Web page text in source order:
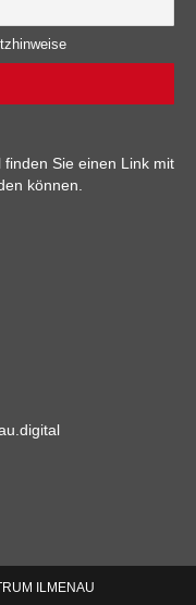
Sie einen Link mit
können.
ILMENAU